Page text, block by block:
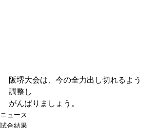
阪堺大会は、今の全力出し切れるよう
調整し
がんばりましょう。
ニュース
試合結果